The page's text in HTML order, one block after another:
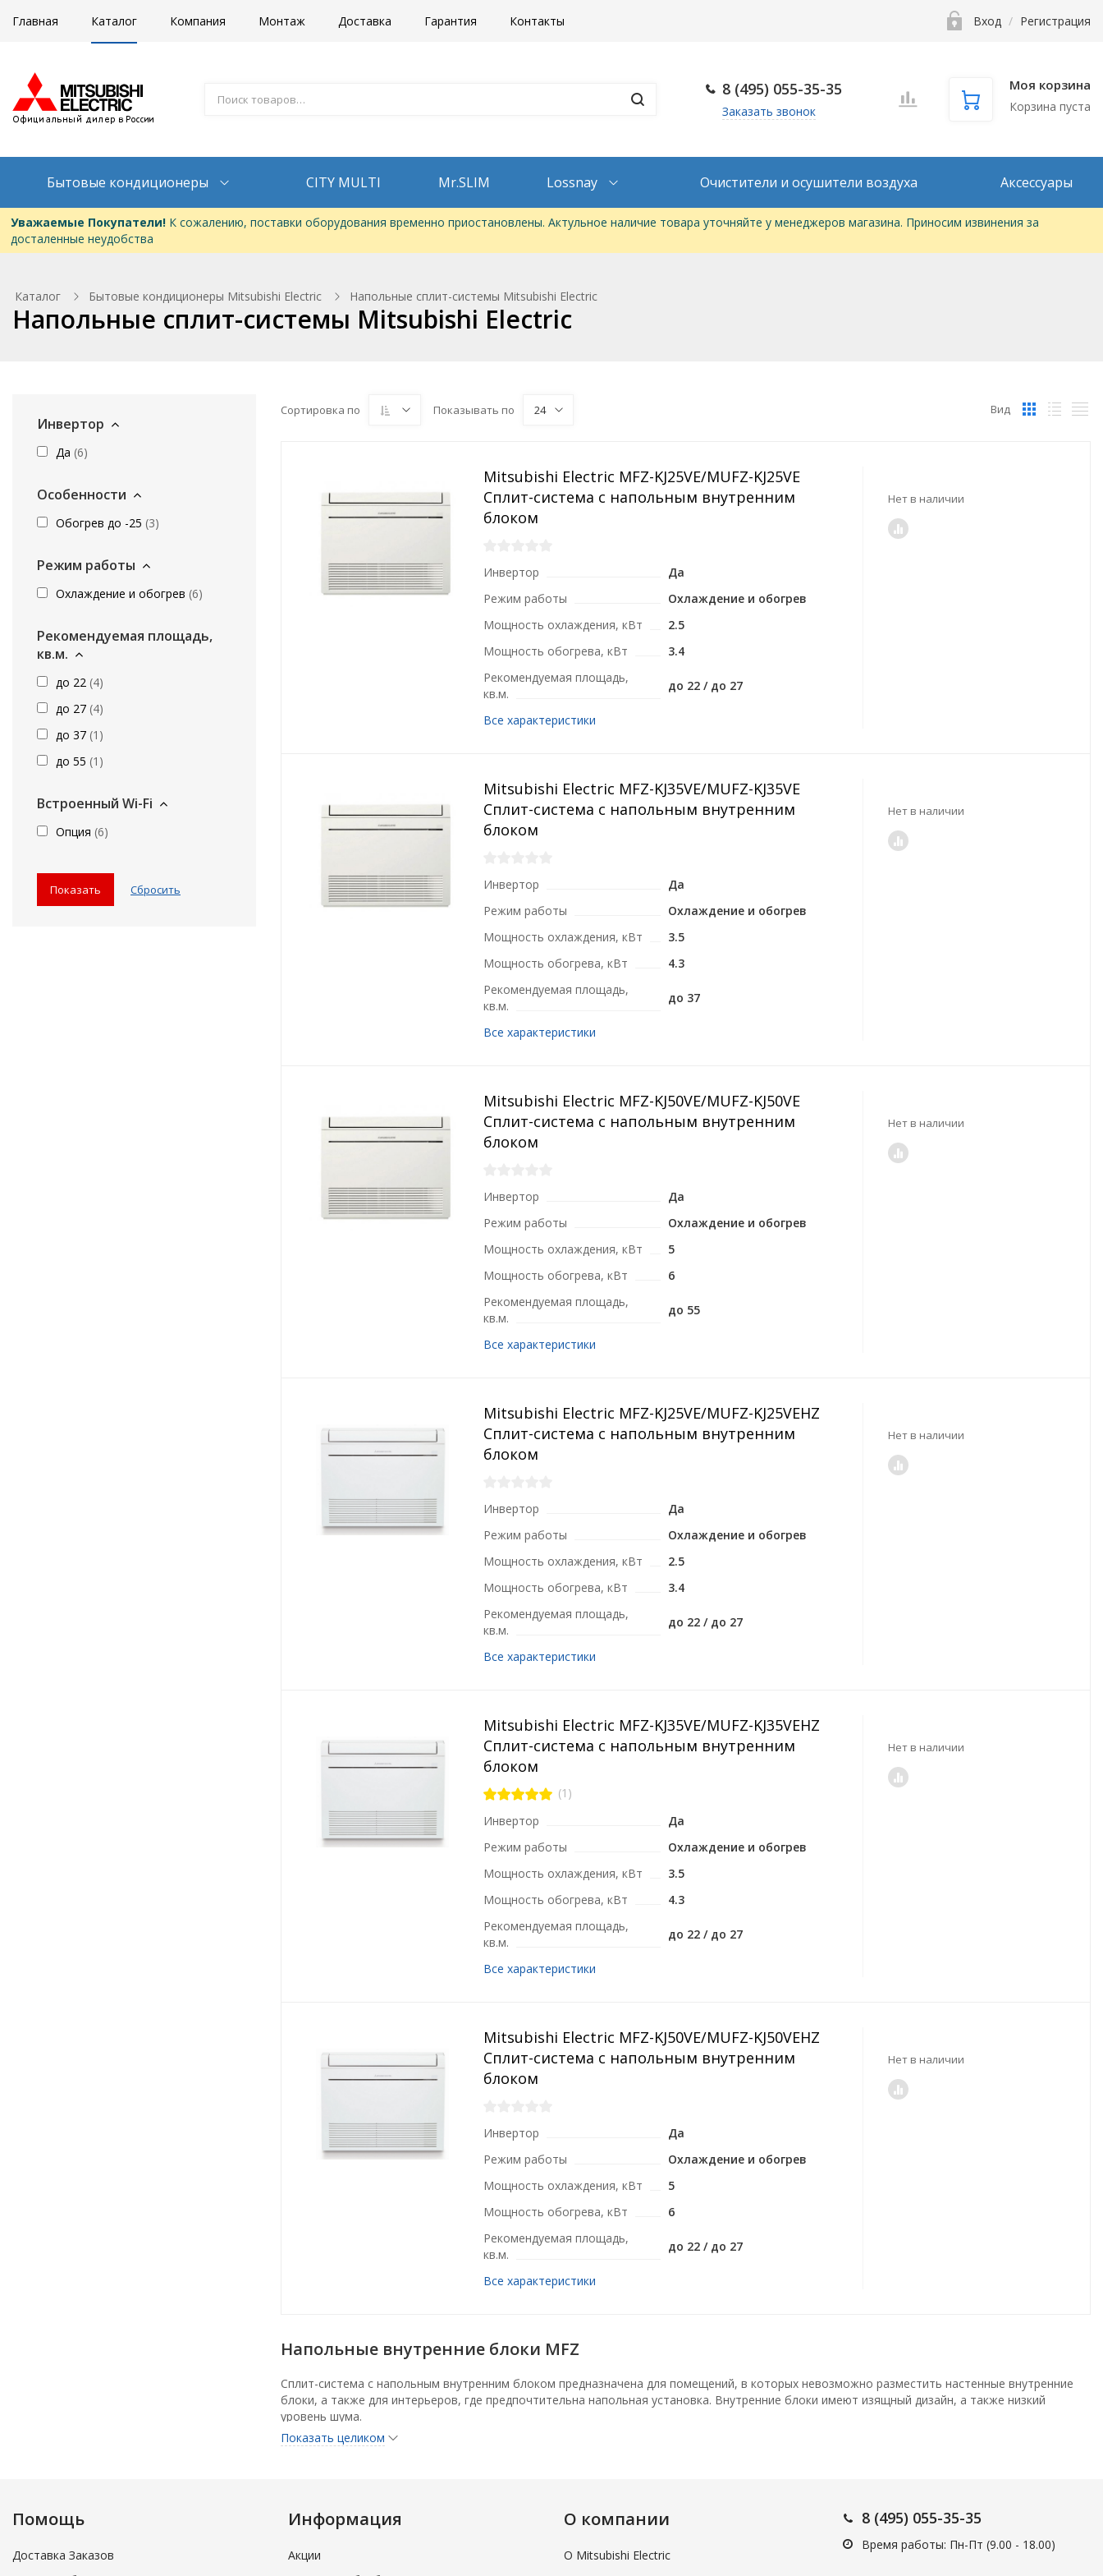
Главная Каталог Компания Монтаж Доставка Гарантия Контакты Вход / Регистрация
8 (495) 055-35-35
Заказать звонок
Моя корзина
Корзина пуста
Бытовые кондиционеры CITY MULTI Mr.SLIM Lossnay Очистители и осушители воздуха Аксессуары
Уважаемые Покупатели!К сожалению, поставки оборудования временно приостановлены. Актульное наличие товара уточняйте у менеджеров магазина. Приносим извинения за
досталенные неудобства
Каталог Бытовые кондиционеры Mitsubishi Electric Напольные сплит-системы Mitsubishi Electric
Напольные сплит-системы Mitsubishi Electric
Инвертор
Да (6)
Особенности
Обогрев до -25 (3)
Режим работы
Охлаждение и обогрев (6)
Рекомендуемая площадь,
кв.м.
до 22 (4)
до 27 (4)
до 37 (1 )
до 55 (1 )
Встроенный Wi-Fi
Опция (6)
Сортировка по Показывать по 24 Вид
Mitsubishi Electric MFZ-KJ25VE/MUFZ-KJ25VE
Сплит-система с напольным внутренним
блоком
Инвертор
Да
Режим работы
Охлаждение и обогрев
Мощность охлаждения, кВт
2.5
Мощность обогрева, кВт
3.4
Рекомендуемая площадь,
кв.м.
до 22 / до 27
Все характеристики
Нет в наличии
Mitsubishi Electric MFZ-KJ35VE/MUFZ-KJ35VE
Сплит-система с напольным внутренним
блоком
Инвертор
Да
Режим работы
Охлаждение и обогрев
Мощность охлаждения, кВт
3.5
Мощность обогрева, кВт
4.3
Рекомендуемая площадь,
кв.м.
до 37
Все характеристики
Нет в наличии
Mitsubishi Electric MFZ-KJ50VE/MUFZ-KJ50VE
Сплит-система с напольным внутренним
блоком
Инвертор
Да
Режим работы
Охлаждение и обогрев
Мощность охлаждения, кВт
5
Мощность обогрева, кВт
6
Рекомендуемая площадь,
кв.м.
до 55
Все характеристики
Нет в наличии
Mitsubishi Electric MFZ-KJ25VE/MUFZ-KJ25VEHZ
Сплит-система с напольным внутренним
блоком
Инвертор
Да
Режим работы
Охлаждение и обогрев
Мощность охлаждения, кВт
2.5
Мощность обогрева, кВт
3.4
Рекомендуемая площадь,
кв.м.
до 22 / до 27
Все характеристики
Нет в наличии
Mitsubishi Electric MFZ-KJ35VE/MUFZ-KJ35VEHZ
Сплит-система с напольным внутренним
блоком
(1)
Инвертор
Да
Режим работы
Охлаждение и обогрев
Мощность охлаждения, кВт
3.5
Мощность обогрева, кВт
4.3
Рекомендуемая площадь,
кв.м.
до 22 / до 27
Все характеристики
Нет в наличии
Mitsubishi Electric MFZ-KJ50VE/MUFZ-KJ50VEHZ
Сплит-система с напольным внутренним
блоком
Инвертор
Да
Режим работы
Охлаждение и обогрев
Мощность охлаждения, кВт
5
Мощность обогрева, кВт
6
Рекомендуемая площадь,
кв.м.
до 22 / до 27
Все характеристики
Нет в наличии
Напольные внутренние блоки MFZ
Сплит-система с напольным внутренним блоком предназначена для помещений, в которых невозможно разместить настенные внутренние
блоки, а также для интерьеров, где предпочтительна напольная установка. Внутренние блоки имеют изящный дизайн, а также низкий
уровень шума.
Изящный дизайн, компактная и легкая конструкция. Низкий уровень шума.
В комплекте с блоком поставляется ИК-пульт управления. С помощью дополнительного интерфейса MAC-333IF-E можно подключить
настенный проводной пульт управления PAR-33MAAG. Этот пульт имеет русифицированный пользовательский интерфейс.
Показать целиком
Помощь
Доставка Заказов
Информация
Акции
О компании
О Mitsubishi Electric
8 (495) 055-35-35
Время работы: Пн-Пт (9.00 - 18.00)